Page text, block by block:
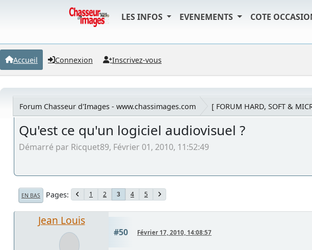
LES INFOS EVENEMENTS COTE
Accueil Connexion Inscrivez-vous
Forum Chasseur d'Images - www.chassimages.com [ FORUM HARD, SOFT &
Qu'est ce qu'un logiciel audiovisuel ?
Démarré par Ricquet89, Février 01, 2010, 11:52:49
EN BAS Pages 1 2 3 4 5
Jean Louis
#50 Février 17, 2010, 14:08:57